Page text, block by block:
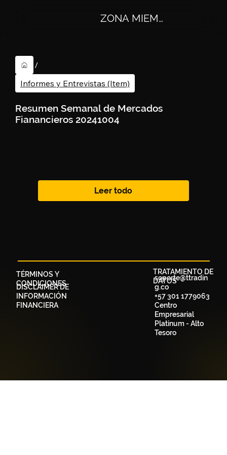
ZONA MIEMBROS
/
Informes y Entrevistas (Item)
Resumen Semanal de Mercados
Fianancieros 20241004
Leer todo
TÉRMINOS Y
CONDICIONES
DISCLAIMER DE
INFORMACIÓN
FINANCIERA
TRATAMIENTO DE
DATOS
soporte@ttradin
g.co
+57 301 1779063
Centro
Empresarial
Platinum - Alto
Tesoro